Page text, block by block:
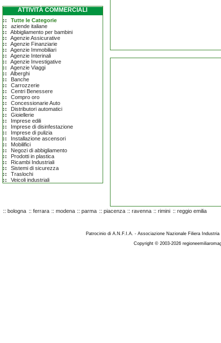
ATTIVITÀ COMMERCIALI
Tutte le Categorie
aziende italiane
Abbigliamento per bambini
Agenzie Assicurative
Agenzie Finanziarie
Agenzie Immobiliari
Agenzie Interinali
Agenzie Investigative
Agenzie Viaggi
Alberghi
Banche
Carrozzerie
Centri Benessere
Compro oro
Concessionarie Auto
Distributori automatici
Gioiellerie
Imprese edili
Imprese di disinfestazione
Imprese di pulizia
Installazione ascensori
Mobilifici
Negozi di abbigliamento
Prodotti in plastica
Ricambi Industriali
Sistemi di sicurezza
Traslochi
Veicoli industriali
:: bologna :: ferrara :: modena :: parma :: piacenza :: ravenna :: rimini :: reggio emilia
Patrocinio di A.N.F.I.A. - Associazione Nazionale Filiera
Copyright © 2003-2026